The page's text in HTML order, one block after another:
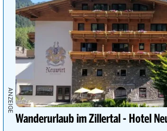
Wanderurlaub im Zillertal - Hotel